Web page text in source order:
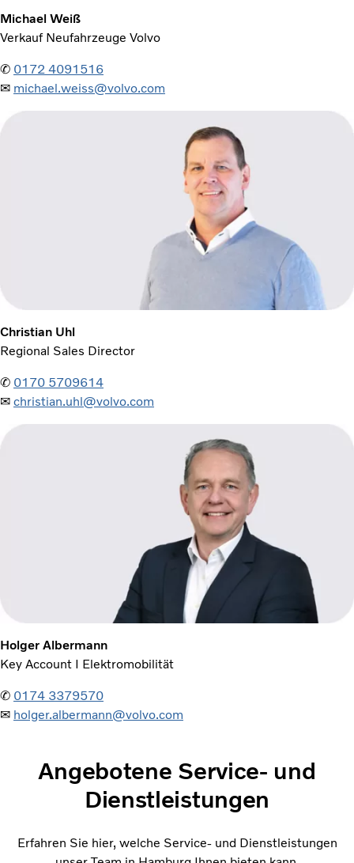
Michael Weiß
Verkauf Neufahrzeuge Volvo
✆ 0172 4091516
✉ michael.weiss@volvo.com
Christian Uhl
Regional Sales Director
✆ 0170 5709614
✉ christian.uhl@volvo.com
Holger Albermann
Key Account I Elektromobilität
✆ 0174 3379570
✉ holger.albermann@volvo.com
Angebotene Service- und
Dienstleistungen
Erfahren Sie hier, welche Service- und Dienstleistungen